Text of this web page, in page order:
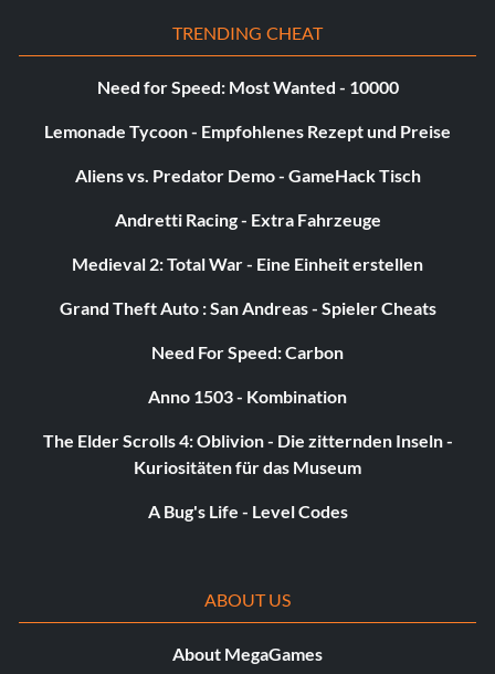
TRENDING CHEAT
Need for Speed: Most Wanted - 10000
Lemonade Tycoon - Empfohlenes Rezept und Preise
Aliens vs. Predator Demo - GameHack Tisch
Andretti Racing - Extra Fahrzeuge
Medieval 2: Total War - Eine Einheit erstellen
Grand Theft Auto : San Andreas - Spieler Cheats
Need For Speed: Carbon
Anno 1503 - Kombination
The Elder Scrolls 4: Oblivion - Die zitternden Inseln -
Kuriositäten für das Museum
A Bug's Life - Level Codes
ABOUT US
About MegaGames